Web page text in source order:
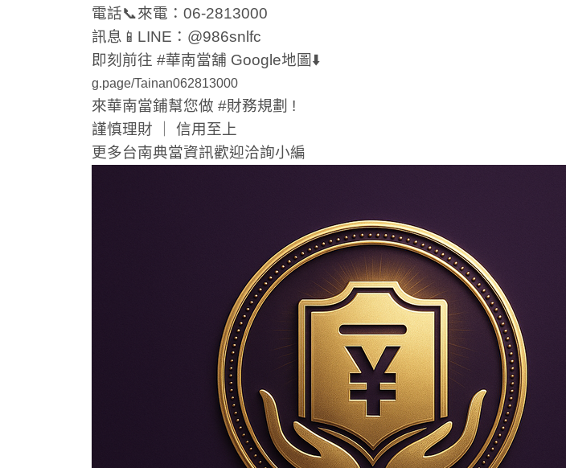
電話📞來電：06-2813000
訊息📱LINE：@986snlfc
即刻前往 #華南當舖 Google地圖⬇️
g.page/Tainan062813000
來華南當鋪幫您做 #財務規劃 !
謹慎理財 ｜ 信用至上
更多台南典當資訊歡迎洽詢小編